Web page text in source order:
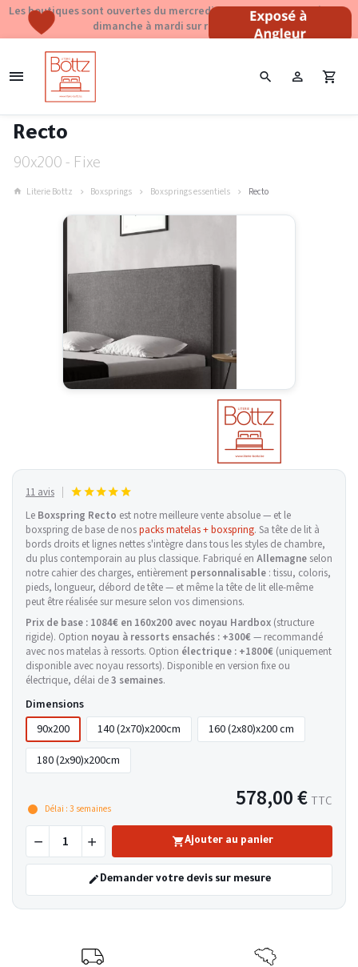
Les boutiques sont ouvertes du mercredi au samedi de 10h30 à 18h ·
dimanche à mardi sur rendez-vous
Recto
90x200 - Fixe
Literie Bottz Boxsprings Boxsprings essentiels Recto
11 avis
Le Boxspring Recto est notre meilleure vente absolue — et le
boxspring de base de nospacks matelas + boxspring. Sa tête de lit à
bords droits et lignes nettes s'intègre dans tous les styles de chambre,
du plus contemporain au plus classique. Fabriqué en Allemagne selon
notre cahier des charges, entièrement personnalisable : tissu, coloris,
pieds, longueur, débord de tête — et même la tête de lit elle-même
peut être réalisée sur mesure selon vos dimensions.
Prix de base : 1084€ en 160x200 avec noyau Hardbox (structure
rigide). Option noyau à ressorts ensachés : +300€— recommandé
avec nos matelas à ressorts. Option électrique : +1800€ (uniquement
disponible avec noyau ressorts). Disponible en version fixe ou
électrique, délai de3 semaines.
Dimensions
90x200
140 (2x70)x200cm
160 (2x80)x200 cm
180 (2x90)x200cm
578,00 € TTC
Délai : 3 semaines
Ajouter au panier
Demander votre devis sur mesure